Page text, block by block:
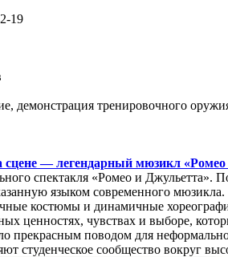
19
демонстрация тренировочного
— легендарный мюзикл «Ромео
спектакля «Ромео и
языком современного мюзикла.
костюмы и динамичные
ценностях, чувствах и выборе,
прекрасным поводом для
студенческое сообщество вокруг